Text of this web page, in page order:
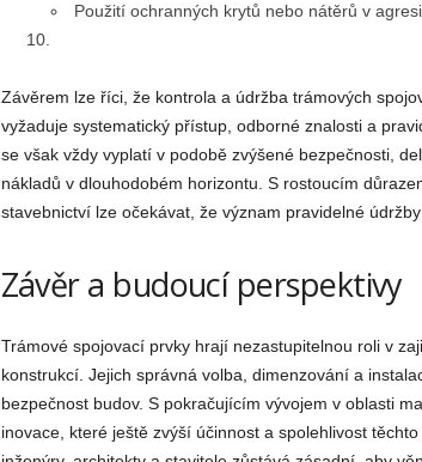
Použití ochranných krytů nebo nátěrů v
Závěrem lze říci, že kontrola a údržba trámových
vyžaduje systematický přístup, odborné znalosti a
se však vždy vyplatí v podobě zvýšené bezpečnosti,
nákladů v dlouhodobém horizontu. S rostoucím
stavebnictví lze očekávat, že význam pravidelné
Závěr a budoucí perspektivy
Trámové spojovací prvky hrají nezastupitelnou roli v
konstrukcí. Jejich správná volba, dimenzování a
bezpečnost budov. S pokračujícím vývojem v oblasti
inovace, které ještě zvýší účinnost a spolehlivost